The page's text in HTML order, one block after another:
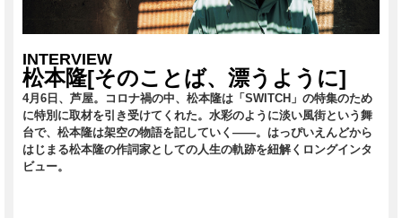
INTERVIEW
松本隆[そのことば、漂うように]
4月6日、芦屋。コロナ禍の中、松本隆は「SWITCH」の特集のため
に特別に取材を引き受けてくれた。水彩のように淡い風街という舞
台で、松本隆は架空の物語を記していく――。はっぴいえんどから
はじまる松本隆の作詞家としての人生の軌跡を紐解くロングインタ
ビュー。